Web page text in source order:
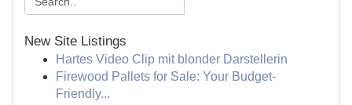
New Site Listings
Hartes Video Clip mit blonder Darstellerin
Firewood Pallets for Sale: Your Budget-
Friendly...